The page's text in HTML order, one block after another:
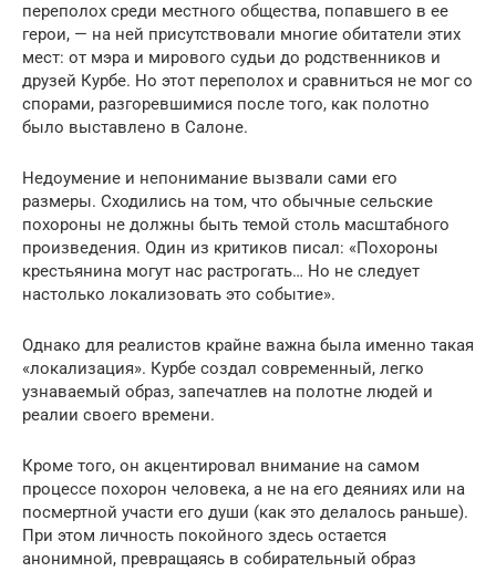
переполох среди местного общества, попавшего в ее
герои, — на ней присутствовали многие обитатели этих
мест: от мэра и мирового судьи до родственников и
друзей Курбе. Но этот переполох и сравниться не мог со
спорами, разгоревшимися после того, как полотно
было выставлено в Салоне.
Недоумение и непонимание вызвали сами его
размеры. Сходились на том, что обычные сельские
похороны не должны быть темой столь масштабного
произведения. Один из критиков писал: «Похороны
крестьянина могут нас растрогать… Но не следует
настолько локализовать это событие».
Однако для реалистов крайне важна была именно такая
«локализация». Курбе создал современный, легко
узнаваемый образ, запечатлев на полотне людей и
реалии своего времени.
Кроме того, он акцентировал внимание на самом
процессе похорон человека, а не на его деяниях или на
посмертной участи его души (как это делалось раньше).
При этом личность покойного здесь остается
анонимной, превращаясь в собирательный образ